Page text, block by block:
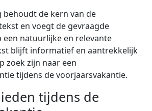
behoudt de kern van de
en voegt de gevraagde
natuurlijke en relevante
blijft informatief en aantrekkelijk
zoek zijn naar een
tijdens de voorjaarsvakantie.
tijdens de